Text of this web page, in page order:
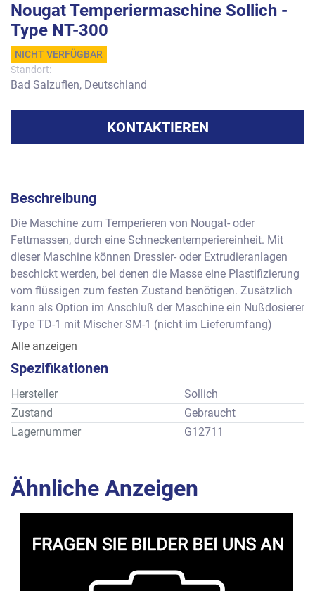
Nougat Temperiermaschine Sollich -
Type NT-300
NICHT VERFÜGBAR
Standort:
Bad Salzuflen, Deutschland
KONTAKTIEREN
Beschreibung
Die Maschine zum Temperieren von Nougat- oder
Fettmassen, durch eine Schneckentemperiereinheit. Mit
dieser Maschine können Dressier- oder Extrudieranlagen
beschickt werden, bei denen die Masse eine Plastifizierung
vom flüssigen zum festen Zustand benötigen. Zusätzlich
kann als Option im Anschluß der Maschine ein Nußdosierer
Type TD-1 mit Mischer SM-1 (nicht im Lieferumfang)
montiert werden.
Alle anzeigen
Spezifikationen
Hersteller
Sollich
Zustand
Gebraucht
Lagernummer
G12711
Ähnliche Anzeigen